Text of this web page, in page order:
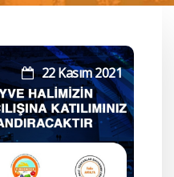
22 Kasım 2021